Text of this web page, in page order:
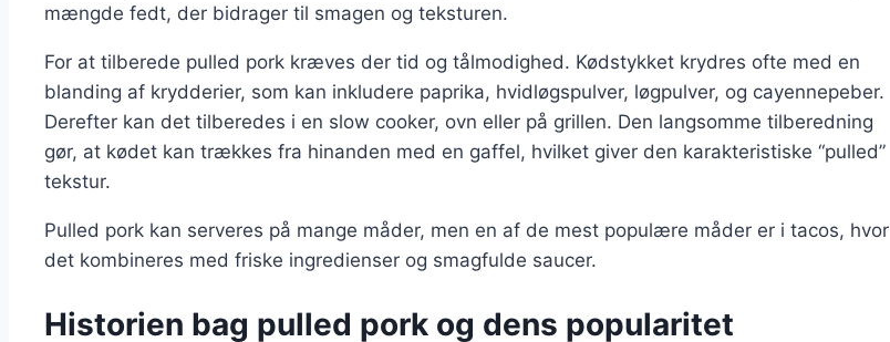
mængde fedt, der bidrager til smagen og teksturen.
For at tilberede pulled pork kræves der tid og tålmodighed. Kødstykket krydres ofte med en
blanding af krydderier, som kan inkludere paprika, hvidløgspulver, løgpulver, og cayennepeber.
Derefter kan det tilberedes i en slow cooker, ovn eller på grillen. Den langsomme tilberedning
gør, at kødet kan trækkes fra hinanden med en gaffel, hvilket giver den karakteristiske “pulled”
tekstur.
Pulled pork kan serveres på mange måder, men en af de mest populære måder er i tacos, hvor
det kombineres med friske ingredienser og smagfulde saucer.
Historien bag pulled pork og dens popularitet